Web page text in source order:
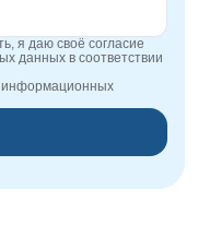
я даю своё согласие
данных в соответствии
информационных